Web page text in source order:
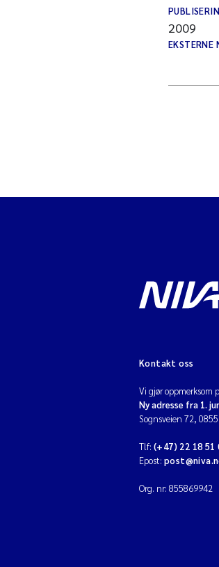
2009
EKSTERNE
Kontakt oss
Vi gjør oppmerksom
Ny adresse fra 1.
Sognsveien 72, 0855
Tlf: (+47) 22 18 51
Epost:
Org. nr: 855869942